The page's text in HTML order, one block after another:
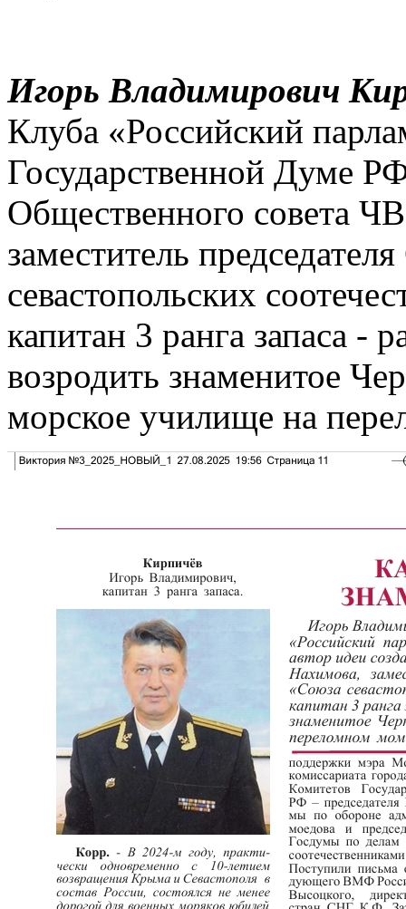
Игорь Владимирович
Клуба «Российский
Государственной Думе
Общественного совета
заместитель
севастопольских
капитан 3 ранга запаса -
возродить знаменитое
морское училище на